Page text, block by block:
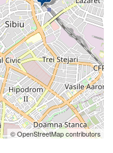
© OpenStreetMap contributors